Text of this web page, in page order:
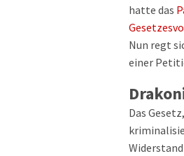
hatte das
Nun regt
einer
Das